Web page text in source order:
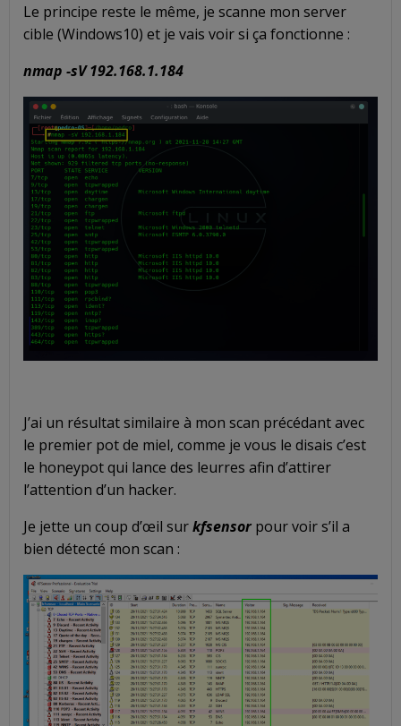
Le principe reste le même, je scanne mon server
cible (Windows10) et je vais voir si ça fonctionne :
nmap -sV 192.168.1.184
J’ai un résultat similaire à mon scan précédant avec
le premier pot de miel, comme je vous le disais c’est
le honeypot qui lance des leurres afin d’attirer
l’attention d’un hacker.
Je jette un coup d’œil surkfsensorpour voir s’il a
bien détecté mon scan :